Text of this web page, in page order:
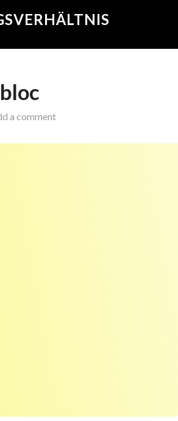
Dezember 21, 2015
a comment